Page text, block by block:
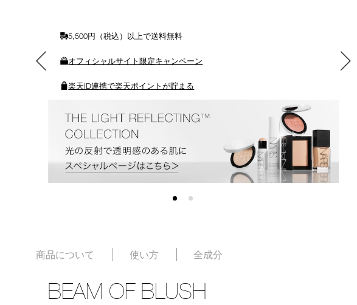
5,500円（税込）以上で送料無料
オフィシャルサイト限定キャンペーン
楽天ID連携で楽天ポイントが貯まる
商品について 使い方 全成分
BEAM OF BLUSH